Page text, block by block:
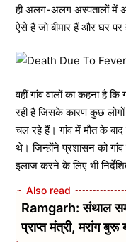
ही अलग-अलग अस्पतालों में
ऐसे हैं जो बीमार हैं और घर पर
वहीं गांव वालों का कहना है
रही है जिसके कारण कुछ लोगों
चल रहे हैं। गांव में मौत के बाद
थे। जिन्होंने प्रशासन को गांव
इलाज करने के लिए भी
Ramgarh: संथाल
प्राप्त मंत्री, मरांग